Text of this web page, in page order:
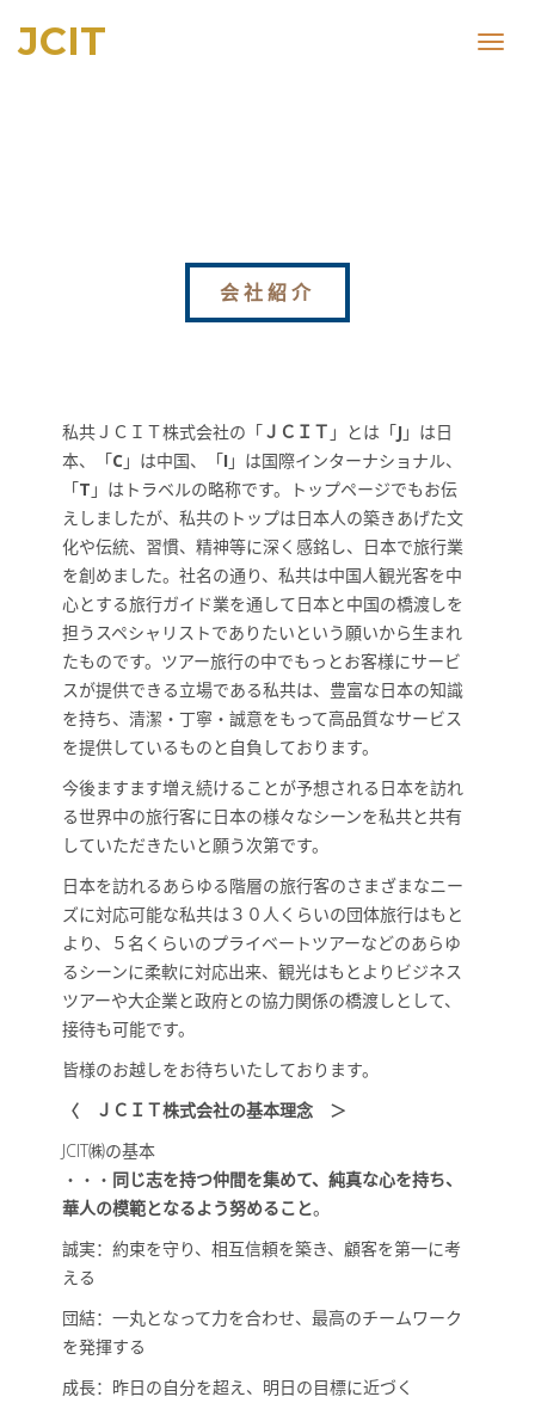
JCIT
会社紹介
私共ＪＣＩＴ株式会社の「ＪＣＩＴ 」とは「J 」は日
本、「C 」は中国、「I 」は国際インターナショナル、
「T 」はトラベルの略称です。トップページでもお伝
えしましたが、私共のトップは日本人の築きあげた文
化や伝統、習慣、精神等に深く感銘し、日本で旅行業
を創めました。社名の通り、私共は中国人観光客を中
心とする旅行ガイド業を通して日本と中国の橋渡しを
担うスペシャリストでありたいという願いから生まれ
たものです。ツアー旅行の中でもっとお客様にサービ
スが提供できる立場である私共は、豊富な日本の知識
を持ち、清潔・丁寧・誠意をもって高品質なサービス
を提供しているものと自負しております。
今後ますます増え続けることが予想される日本を訪れ
る世界中の旅行客に日本の様々なシーンを私共と共有
していただきたいと願う次第です。
日本を訪れるあらゆる階層の旅行客のさまざまなニー
ズに対応可能な私共は３０人くらいの団体旅行はもと
より、５名くらいのプライベートツアーなどのあらゆ
るシーンに柔軟に対応出来、観光はもとよりビジネス
ツアーや大企業と政府との協力関係の橋渡しとして、
接待も可能です。
皆様のお越しをお待ちいたしております。
〈 ＪＣＩＴ株式会社の基本理念 ＞
JCIT㈱の基本
・・・ 同じ志を持つ仲間を集めて、純真な心を持ち、
華人の模範となるよう努めること。
誠実：約束を守り、相互信頼を築き、顧客を第一に考
える
団結：一丸となって力を合わせ、最高のチームワーク
を発揮する
成長：昨日の自分を超え、明日の目標に近づく